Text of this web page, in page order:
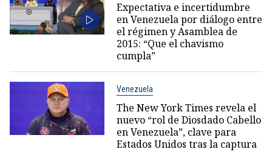
Expectativa e incertidumbre
en Venezuela por diálogo entre
el régimen y Asamblea de
2015: “Que el chavismo
cumpla”
Venezuela
The New York Times revela el
nuevo “rol de Diosdado Cabello
en Venezuela”, clave para
Estados Unidos tras la captura